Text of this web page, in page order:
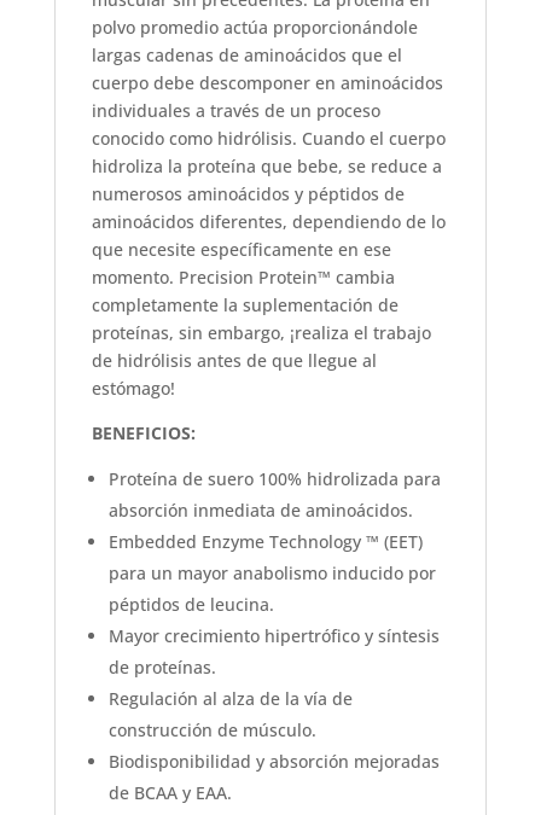
polvo promedio actúa proporcionándole
largas cadenas de aminoácidos que el
cuerpo debe descomponer en aminoácidos
individuales a través de un proceso
conocido como hidrólisis. Cuando el cuerpo
hidroliza la proteína que bebe, se reduce a
numerosos aminoácidos y péptidos de
aminoácidos diferentes, dependiendo de lo
que necesite específicamente en ese
momento. Precision Protein™ cambia
completamente la suplementación de
proteínas, sin embargo, ¡realiza el trabajo
de hidrólisis antes de que llegue al
estómago!
BENEFICIOS:
Proteína de suero 100% hidrolizada para
absorción inmediata de aminoácidos.
Embedded Enzyme Technology ™ (EET)
para un mayor anabolismo inducido por
péptidos de leucina.
Mayor crecimiento hipertrófico y síntesis
de proteínas.
Regulación al alza de la vía de
construcción de músculo.
Biodisponibilidad y absorción mejoradas
de BCAA y EAA.